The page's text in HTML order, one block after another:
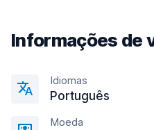
Informações de
Idiomas
Português
Moeda